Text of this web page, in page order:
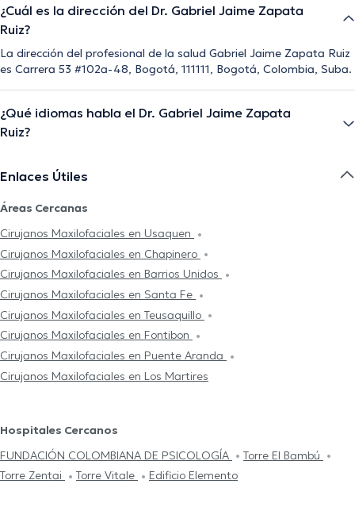
¿Cuál es la dirección del Dr. Gabriel Jaime Zapata
Ruiz?
La dirección del profesional de la salud Gabriel Jaime Zapata Ruiz
es Carrera 53 #102a-48, Bogotá, 111111, Bogotá, Colombia, Suba.
¿Qué idiomas habla el Dr. Gabriel Jaime Zapata
Ruiz?
Enlaces Útiles
Áreas Cercanas
Cirujanos Maxilofaciales en Usaquen
Cirujanos Maxilofaciales en Chapinero
Cirujanos Maxilofaciales en Barrios Unidos
Cirujanos Maxilofaciales en Santa Fe
Cirujanos Maxilofaciales en Teusaquillo
Cirujanos Maxilofaciales en Fontibon
Cirujanos Maxilofaciales en Puente Aranda
Cirujanos Maxilofaciales en Los Martires
Hospitales Cercanos
FUNDACIÓN COLOMBIANA DE PSICOLOGÍA
Torre El Bambú
Torre Zentai
Torre Vitale Edificio Elemento